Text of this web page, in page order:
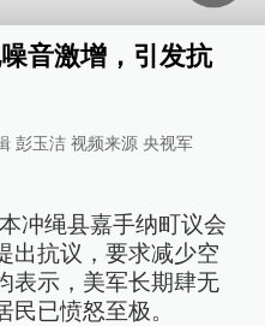
音激增，引发抗
彭玉洁 视频来源 央视军
冲绳县嘉手纳町议会
出抗议，要求减少空
表示，美军长期肆无
已愤怒至极。